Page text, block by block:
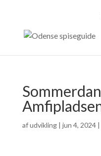
afudvikling| jun 4, 2024|